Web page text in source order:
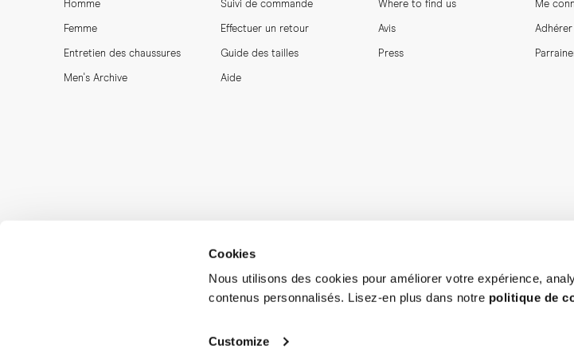
Cookies
Nous utilisons des cookies pour améliorer votre expérience,
contenus personnalisés. Lisez-en plus dans notre politique de
Customize
Homme
Femme
Entretien des chaussures
Men's Archive
Suivi de commande
Effectuer un retour
Guide des tailles
Aide
Where to find us
Avis
Press
Me